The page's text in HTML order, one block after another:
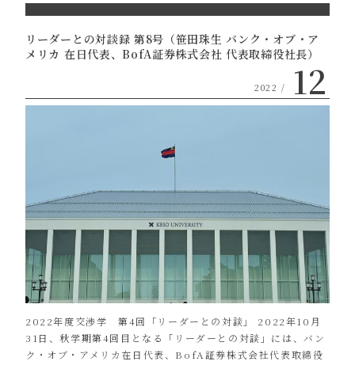
リーダーとの対談録 第8号（笹田珠生 バンク・オブ・ア
メリカ 在日代表、BofA証券株式会社 代表取締役社長）
2022 / 12
2022年度交渉学 第4回「リーダーとの対談」 2022年10月
31日、秋学期第4回目となる「リーダーとの対談」には、バン
ク・オブ・アメリカ在日代表、BofA証券株式会社代表取締役